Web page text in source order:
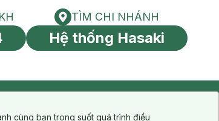
CSKH Tìm chi nhánh
TÌM CHI NHÁNH
Hệ thống Hasaki
cùng bạn trong suốt quá trình điều